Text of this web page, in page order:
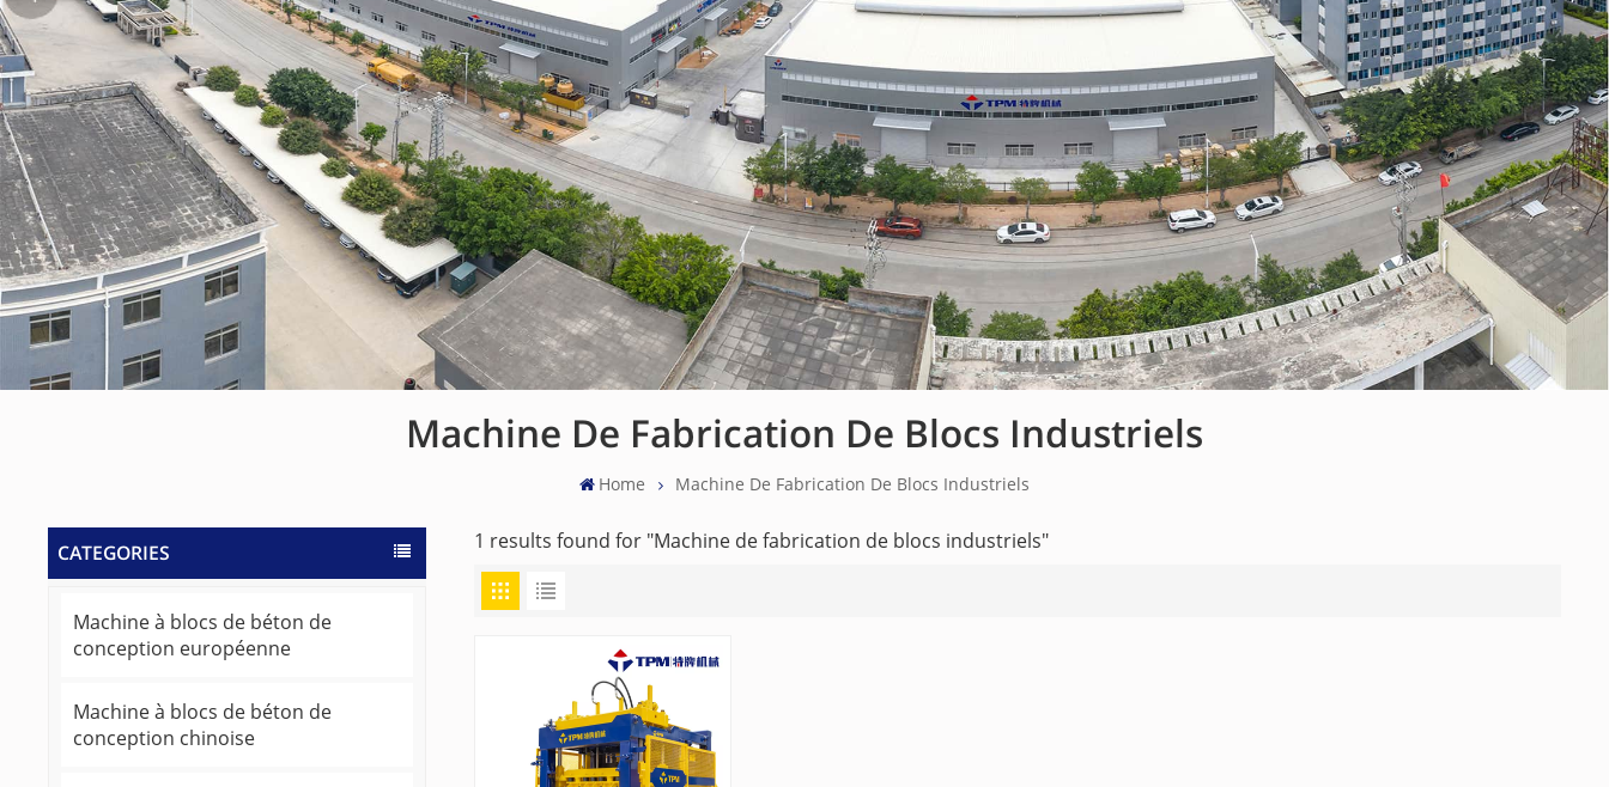
Machine De Fabrication De Blocs Industriels
Home Machine De Fabrication De Blocs Industriels
CATEGORIES
Machine à blocs de béton de
conception européenne
Machine à blocs de béton de
conception chinoise
1 results found for "Machine de fabrication de blocs industriels"